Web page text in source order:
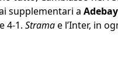
supplementari a
4-1. Stramae l’Inter, in